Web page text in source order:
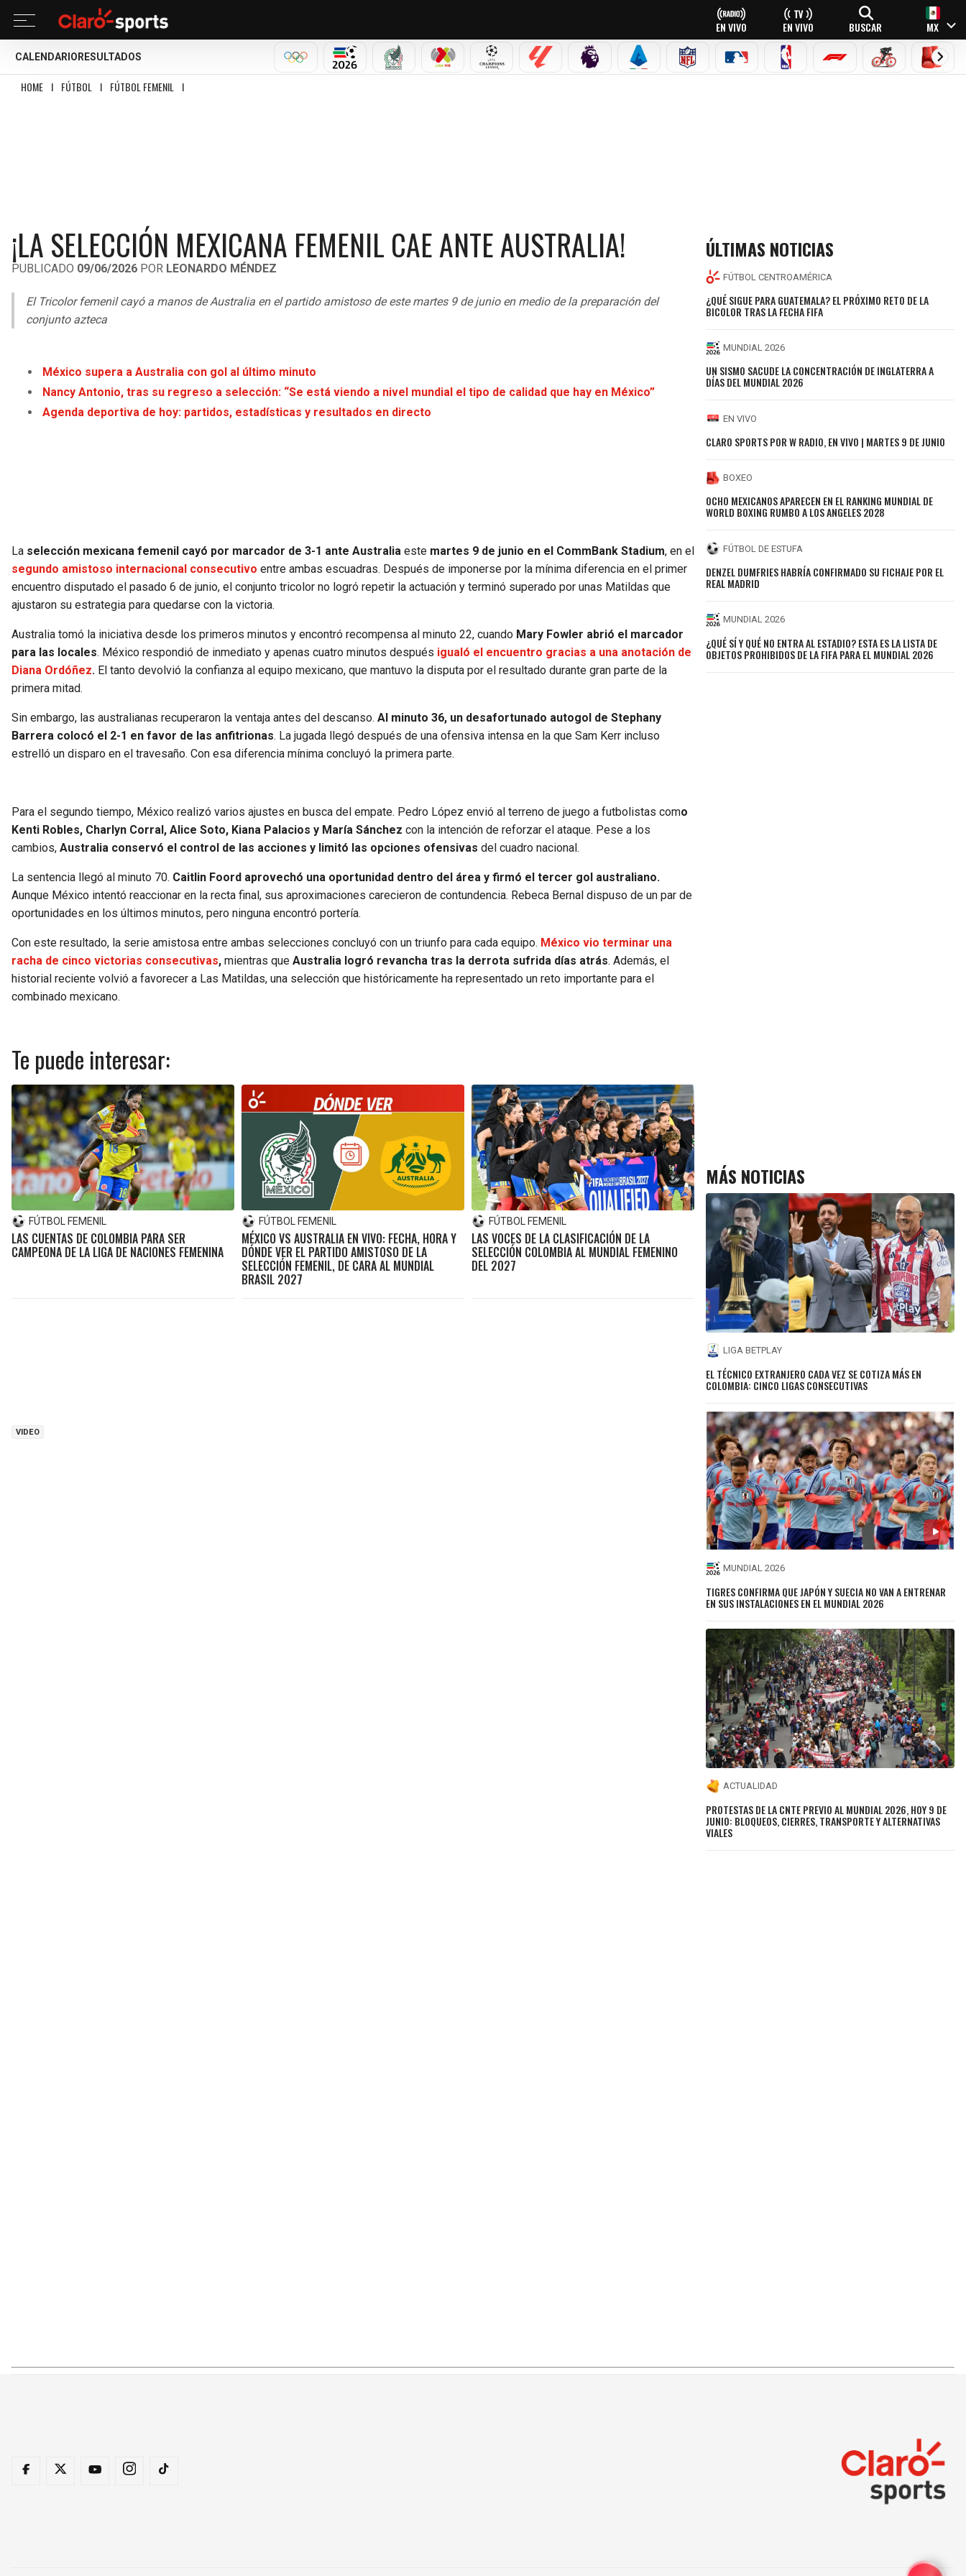
EN VIVO EN VIVO BUSCAR MX
CALENDARIO RESULTADOS
OLÍMPICOSMUNDIAL 2026SELECCIÓN MEXICANA
LIGA MX CHAMPIONS LEAGUE
LALIGA PREMIER LEAGUE
SERIE A NFL MLB NBA FÓRMULA 1CICLISMOBOXEO
HOME I FÚTBOL I FÚTBOL FEMENIL I
¡LA SELECCIÓN MEXICANA FEMENIL CAE ANTE AUSTRALIA!
PUBLICADO 09/06/2026 POR LEONARDO MÉNDEZ
El Tricolor femenil cayó a manos de Australia en el partido amistoso de este martes 9 de junio en medio de la preparación del
conjunto azteca
México supera a Australia con gol al último minuto
Nancy Antonio, tras su regreso a selección: “Se está viendo a nivel mundial el tipo de calidad que hay en México”
Agenda deportiva de hoy: partidos, estadísticas y resultados en directo
La selección mexicana femenil cayó por marcador de 3-1 ante Australia este martes 9 de junio en el CommBank Stadium, en el
segundo amistoso internacional consecutivo entre ambas escuadras. Después de imponerse por la mínima diferencia en el primer
encuentro disputado el pasado 6 de junio, el conjunto tricolor no logró repetir la actuación y terminó superado por unas Matildas que
ajustaron su estrategia para quedarse con la victoria.
Australia tomó la iniciativa desde los primeros minutos y encontró recompensa al minuto 22, cuando Mary Fowler abrió el marcador
para las locales. México respondió de inmediato y apenas cuatro minutos después igualó el encuentro gracias a una anotación de
Diana Ordóñez. El tanto devolvió la confianza al equipo mexicano, que mantuvo la disputa por el resultado durante gran parte de la
primera mitad.
Sin embargo, las australianas recuperaron la ventaja antes del descanso. Al minuto 36, un desafortunado autogol de Stephany
Barrera colocó el 2-1 en favor de las anfitrionas. La jugada llegó después de una ofensiva intensa en la que Sam Kerr incluso
estrelló un disparo en el travesaño. Con esa diferencia mínima concluyó la primera parte.
Para el segundo tiempo, México realizó varios ajustes en busca del empate. Pedro López envió al terreno de juego a futbolistas como
Kenti Robles, Charlyn Corral, Alice Soto, Kiana Palacios y María Sánchez con la intención de reforzar el ataque. Pese a los
cambios, Australia conservó el control de las acciones y limitó las opciones ofensivas del cuadro nacional.
La sentencia llegó al minuto 70. Caitlin Foord aprovechó una oportunidad dentro del área y firmó el tercer gol australiano.
Aunque México intentó reaccionar en la recta final, sus aproximaciones carecieron de contundencia. Rebeca Bernal dispuso de un par de
oportunidades en los últimos minutos, pero ninguna encontró portería.
Con este resultado, la serie amistosa entre ambas selecciones concluyó con un triunfo para cada equipo. México vio terminar una
racha de cinco victorias consecutivas, mientras que Australia logró revancha tras la derrota sufrida días atrás. Además, el
historial reciente volvió a favorecer a Las Matildas, una selección que históricamente ha representado un reto importante para el
combinado mexicano.
Te puede interesar:
FÚTBOL FEMENIL
LAS CUENTAS DE COLOMBIA PARA SER
CAMPEONA DE LA LIGA DE NACIONES FEMENINA
FÚTBOL FEMENIL
MÉXICO VS AUSTRALIA EN VIVO: FECHA, HORA Y
DÓNDE VER EL PARTIDO AMISTOSO DE LA
SELECCIÓN FEMENIL, DE CARA AL MUNDIAL
BRASIL 2027
FÚTBOL FEMENIL
LAS VOCES DE LA CLASIFICACIÓN DE LA
SELECCIÓN COLOMBIA AL MUNDIAL FEMENINO
DEL 2027
VIDEO
ÚLTIMAS NOTICIAS
FÚTBOL CENTROAMÉRICA
¿QUÉ SIGUE PARA GUATEMALA? EL PRÓXIMO RETO DE LA
BICOLOR TRAS LA FECHA FIFA
MUNDIAL 2026
UN SISMO SACUDE LA CONCENTRACIÓN DE INGLATERRA A
DÍAS DEL MUNDIAL 2026
EN VIVO
CLARO SPORTS POR W RADIO, EN VIVO | MARTES 9 DE JUNIO
BOXEO
OCHO MEXICANOS APARECEN EN EL RANKING MUNDIAL DE
WORLD BOXING RUMBO A LOS ANGELES 2028
FÚTBOL DE ESTUFA
DENZEL DUMFRIES HABRÍA CONFIRMADO SU FICHAJE POR EL
REAL MADRID
MUNDIAL 2026
¿QUÉ SÍ Y QUÉ NO ENTRA AL ESTADIO? ESTA ES LA LISTA DE
OBJETOS PROHIBIDOS DE LA FIFA PARA EL MUNDIAL 2026
MÁS NOTICIAS
LIGA BETPLAY
EL TÉCNICO EXTRANJERO CADA VEZ SE COTIZA MÁS EN
COLOMBIA: CINCO LIGAS CONSECUTIVAS
MUNDIAL 2026
TIGRES CONFIRMA QUE JAPÓN Y SUECIA NO VAN A ENTRENAR
EN SUS INSTALACIONES EN EL MUNDIAL 2026
ACTUALIDAD
PROTESTAS DE LA CNTE PREVIO AL MUNDIAL 2026, HOY 9 DE
JUNIO: BLOQUEOS, CIERRES, TRANSPORTE Y ALTERNATIVAS
VIALES